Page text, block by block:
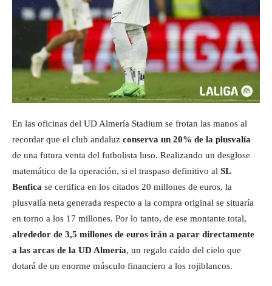
En las oficinas del UD Almería Stadium se frotan las manos al
recordar que el club andaluz conserva un 20% de la plusvalía
de una futura venta del futbolista luso. Realizando un desglose
matemático de la operación, si el traspaso definitivo al SL
Benfica se certifica en los citados 20 millones de euros, la
plusvalía neta generada respecto a la compra original se situaría
en torno a los 17 millones. Por lo tanto, de ese montante total,
alrededor de 3,5 millones de euros irán a parar directamente
a las arcas de la UD Almería, un regalo caído del cielo que
dotará de un enorme músculo financiero a los rojiblancos.